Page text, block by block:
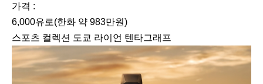
가격 :
6,000유로(한화 약 983만원)
스포츠 컬렉션 도쿄 라이언 텐타그래프